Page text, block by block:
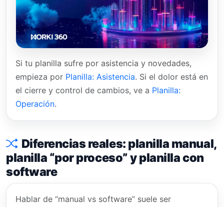
Si tu planilla sufre por asistencia y novedades,
empieza por Planilla: Asistencia. Si el dolor está en
el cierre y control de cambios, ve a Planilla:
Operación.
Diferencias reales: planilla manual,
planilla “por proceso” y planilla con
software
Hablar de “manual vs software” suele ser